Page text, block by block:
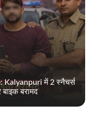
Kalyanpuri में 2 स्नैचर्स
बाइक बरामद